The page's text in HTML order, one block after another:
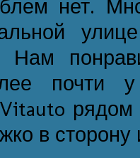
нет.
в сторону